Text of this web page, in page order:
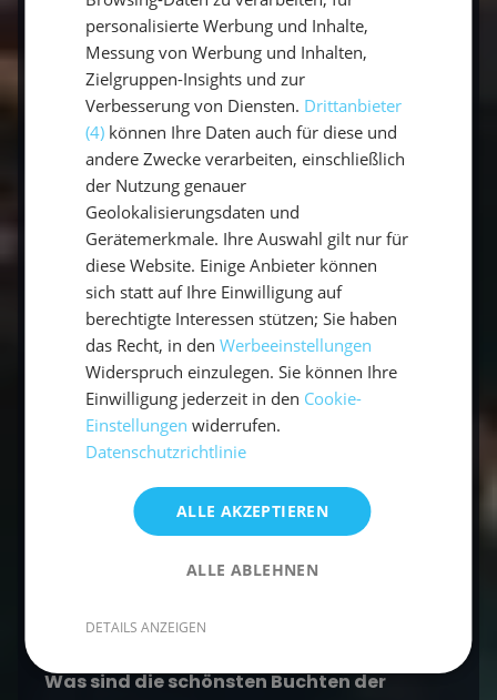
atemberaubende Art, die Küste der
Seychellen zu erkunden. Perlweißer, feiner
Sandstrand, Kokos-Palmen, fliegende Fische –
was will man mehr von einem gelungenen
Segeltörn im Segelurlaub? Wird dieser
Segelurlaub mit sailwithus vielleicht die
schönste Erfahrung deines Lebens?
Nimm das Steuer in die Hand: Buche deinen
nächsten traumhaften Segelurlaub mit
sailwithus!
Hier kannst du unsere Seychellen Youngline
Tour entdecken:Mitsegeln Seychellen
Buchen
Häufige Fragen zu den Buchten der
Was sind die schönsten Buchten der
personalisierte Werbung und Inhalte,
Messung von Werbung und Inhalten,
Zielgruppen-Insights und zur
Verbesserung von Diensten. Drittanbieter
(4) können Ihre Daten auch für diese und
andere Zwecke verarbeiten, einschließlich
der Nutzung genauer
Geolokalisierungsdaten und
Gerätemerkmale. Ihre Auswahl gilt nur für
diese Website. Einige Anbieter können
sich statt auf Ihre Einwilligung auf
berechtigte Interessen stützen; Sie haben
das Recht, in denWerbeeinstellungen
Widerspruch einzulegen. Sie können Ihre
Einwilligung jederzeit in den Cookie-
Einstellungen widerrufen.
Datenschutzrichtlinie
ALLE AKZEPTIEREN
ALLE ABLEHNEN
DETAILS ANZEIGEN